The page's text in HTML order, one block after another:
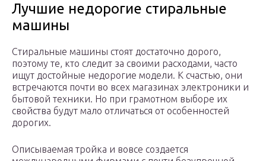
Лучшие недорогие стиральные
машины
Стиральные машины стоят достаточно дорого,
поэтому те, кто следит за своими расходами, часто
ищут достойные недорогие модели. К счастью, они
встречаются почти во всех магазинах электроники и
бытовой техники. Но при грамотном выборе их
свойства будут мало отличаться от особенностей
дорогих.
Описываемая тройка и вовсе создается